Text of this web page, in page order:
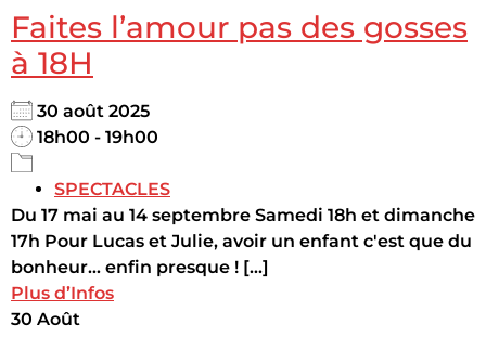
Faites l’amour pas des gosses
à 18H
30 août 2025
18h00 - 19h00
SPECTACLES
Du 17 mai au 14 septembre Samedi 18h et dimanche
17h Pour Lucas et Julie, avoir un enfant c'est que du
bonheur... enfin presque ! [...]
Plus d’Infos
30 Août